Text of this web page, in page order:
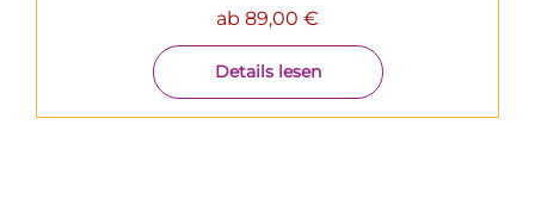
ab 89,00 €
Details lesen